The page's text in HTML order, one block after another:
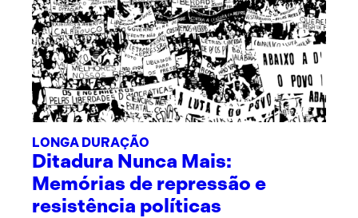
LONGA DURAÇÃO
Ditadura Nunca Mais:
Memórias de repressão e
resistência políticas